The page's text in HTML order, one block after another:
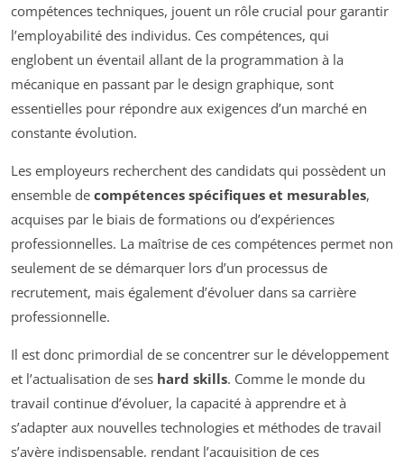
compétences techniques, jouent un rôle crucial pour garantir
l’employabilité des individus. Ces compétences, qui
englobent un éventail allant de la programmation à la
mécanique en passant par le design graphique, sont
essentielles pour répondre aux exigences d’un marché en
constante évolution.
Les employeurs recherchent des candidats qui possèdent un
ensemble de compétences spécifiques et mesurables,
acquises par le biais de formations ou d’expériences
professionnelles. La maîtrise de ces compétences permet non
seulement de se démarquer lors d’un processus de
recrutement, mais également d’évoluer dans sa carrière
professionnelle.
Il est donc primordial de se concentrer sur le développement
et l’actualisation de ses hard skills. Comme le monde du
travail continue d’évoluer, la capacité à apprendre et à
s’adapter aux nouvelles technologies et méthodes de travail
s’avère indispensable, rendant l’acquisition de ces